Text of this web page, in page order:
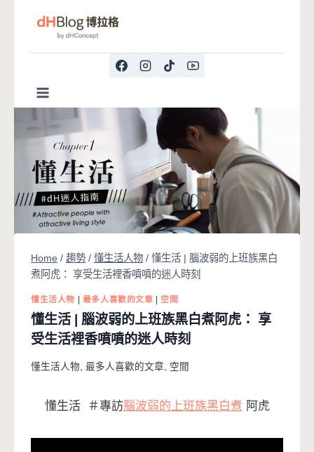
Home / 趨勢 / 懂生活人物 / 懂生活 | 腦波弱的上班族黑白
煮阿虎： 享受生活裡香噴噴的迷人時刻
懂生活人物 | 最多人喜歡的文章 | 空間
懂生活 | 腦波弱的上班族黑白煮阿虎： 享
受生活裡香噴噴的迷人時刻
懂生活人物, 最多人喜歡的文章, 空間
懂生活 ＃專訪腦波弱的上班族黑白煮 阿虎